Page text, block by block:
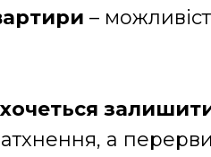
–
а